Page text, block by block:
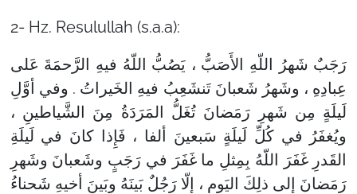
2- Hz. Resulullah (s.a.a):
رَجَبٌ شَهرُ اللّهِ الأَصَبُّ ، يَصُبُّ اللّهُ فيهِ الرَّحمَةَ عَلى
عِبادِهِ ، وشَهرُ شَعبانَ تَنشَعِبُ فيهِ الخَيراتُ . وفي أوَّلِ
لَيلَةٍ مِن شَهرِ رَمَضانَ تُغَلُّ المَرَدَةُ مِنَ الشَّياطينِ ،
ويُغفَرُ في كُلِّ لَيلَةٍ سَبعينَ ألفا ، فَإِذا كانَ في لَيلَةِ
القَدرِ غَفَرَ اللّهُ بِمِثلِ ما غَفَرَ في رَجَبٍ وشَعبانَ وشَهرِ
رَمَضانَ إلى ذلِكَ اليَومِ ، إلّا رَجُلٌ بَينَهُ وبَينَ أخيهِ شَحناءُ